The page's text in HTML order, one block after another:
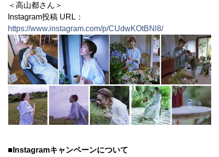
＜高山都さん＞
Instagram投稿 URL：
https://www.instagram.com/p/CUdwKOtBNl8/
■Instagramキャンペーンについて